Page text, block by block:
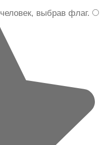
выбрав флаг.